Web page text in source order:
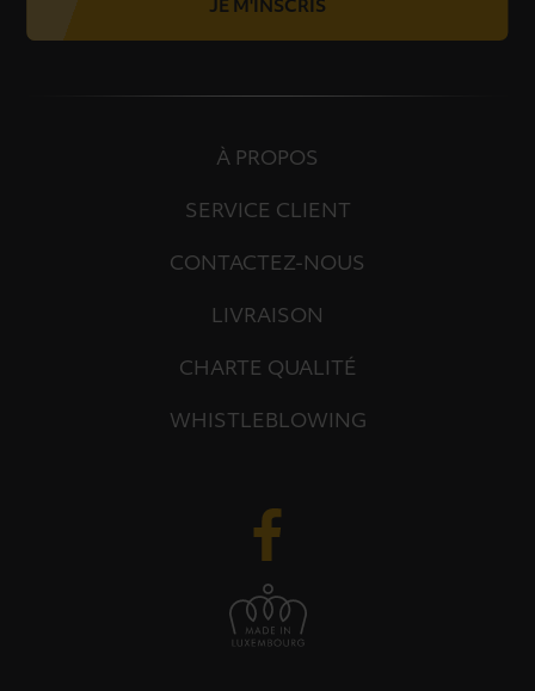
JE M'INSCRIS
À PROPOS
SERVICE CLIENT
CONTACTEZ-NOUS
LIVRAISON
CHARTE QUALITÉ
WHISTLEBLOWING